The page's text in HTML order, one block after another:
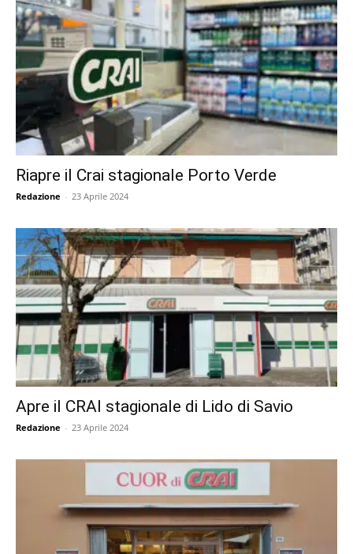
Riapre il Crai stagionale Porto Verde
Redazione - 23 Aprile 2024
Apre il CRAI stagionale di Lido di Savio
Redazione - 23 Aprile 2024